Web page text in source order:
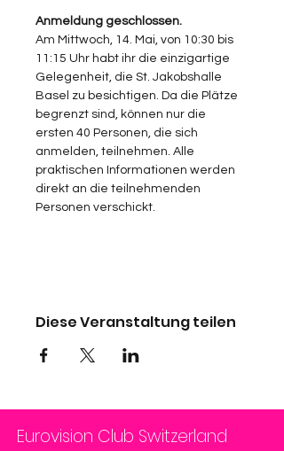
Anmeldung geschlossen.
Am Mittwoch, 14. Mai, von 10:30 bis
11:15 Uhr habt ihr die einzigartige
Gelegenheit, die St. Jakobshalle
Basel zu besichtigen. Da die Plätze
begrenzt sind, können nur die
ersten 40 Personen, die sich
anmelden, teilnehmen. Alle
praktischen Informationen werden
direkt an die teilnehmenden
Personen verschickt.
Diese Veranstaltung teilen
Eurovision Club Switzerland